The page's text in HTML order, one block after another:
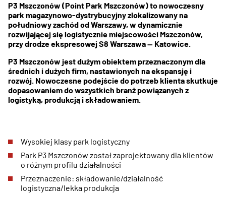
P3 Mszczonów (Point Park Mszczonów) to nowoczesny
park magazynowo-dystrybucyjny zlokalizowany na
południowy zachód od Warszawy, w dynamicznie
rozwijającej się logistycznie miejscowości Mszczonów,
przy drodze ekspresowej S8 Warszawa — Katowice.
P3 Mszczonów jest dużym obiektem przeznaczonym dla
średnich i dużych firm, nastawionych na ekspansję i
rozwój. Nowoczesne podejście do potrzeb klienta skutkuje
dopasowaniem do wszystkich branż powiązanych z
logistyką, produkcją i składowaniem.
Wysokiej klasy park logistyczny
Park P3 Mszczonów został zaprojektowany dla klientów
o różnym profilu działalności
Przeznaczenie: składowanie/działalność
logistyczna/lekka produkcja